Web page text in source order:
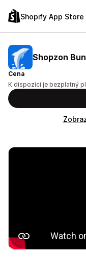
Shopify App Store
Shopzon
Cena
K dispozici je bezplatný